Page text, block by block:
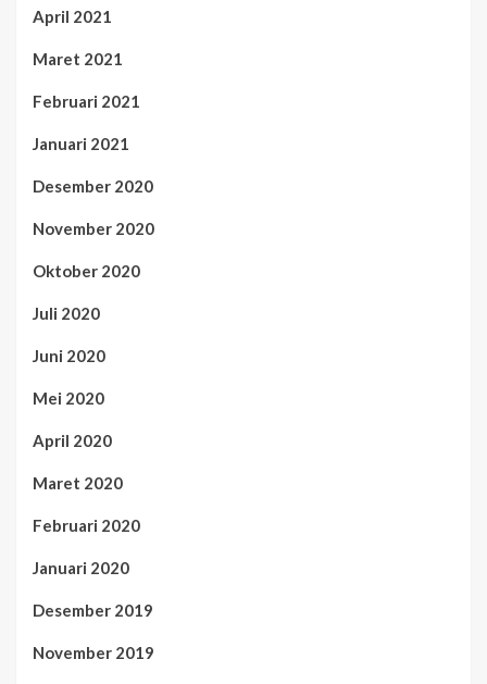
April 2021
Maret 2021
Februari 2021
Januari 2021
Desember 2020
November 2020
Oktober 2020
Juli 2020
Juni 2020
Mei 2020
April 2020
Maret 2020
Februari 2020
Januari 2020
Desember 2019
November 2019